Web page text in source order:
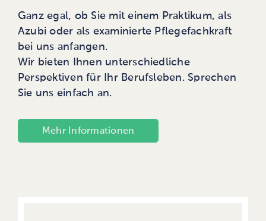
Ganz egal, ob Sie mit einem Praktikum, als
Azubi oder als examinierte Pflegefachkraft
bei uns anfangen.
Wir bieten Ihnen unterschiedliche
Perspektiven für Ihr Berufsleben. Sprechen
Sie uns einfach an.
Mehr Informationen